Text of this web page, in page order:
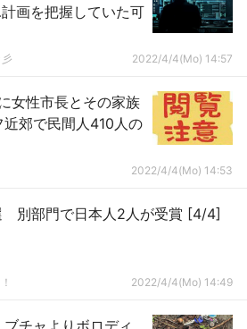
画を把握していた可
2022/4/4(Mo) 14:57
女性市長とその家族
郊で民間人410人の
2022/4/4(Mo) 14:53
BTS、グラミー賞落選 別部門で日本人2人が受賞 [4/4]
2022/4/4(Mo) 14:49
チャよりボロディ